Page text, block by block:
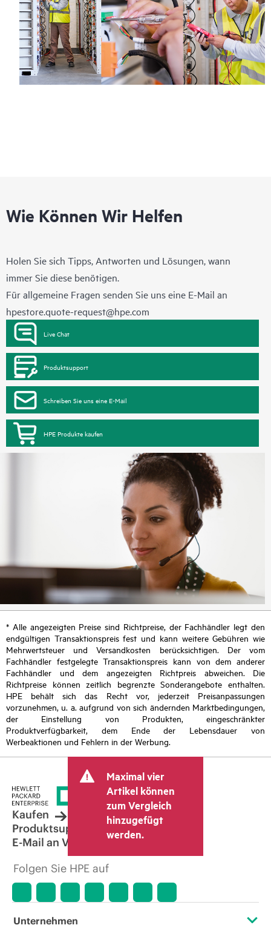
Wie Können Wir Helfen
Holen Sie sich Tipps, Antworten und Lösungen, wann
immer Sie diese benötigen.
Für allgemeine Fragen senden Sie uns eine E-Mail an
hpestore.quote-request@hpe.com
Live Chat
Produktsupport
Schreiben Sie uns eine E-Mail
HPE Produkte kaufen
* Alle angezeigten Preise sind Richtpreise, der Fachhändler legt den
endgültigen Transaktionspreis fest und kann weitere Gebühren wie
Mehrwertsteuer und Versandkosten berücksichtigen. Der vom
Fachhändler festgelegte Transaktionspreis kann von dem anderer
Fachhändler und dem angezeigten Richtpreis abweichen. Die
Richtpreise können zeitlich begrenzte Sonderangebote enthalten.
HPE behält sich das Recht vor, jederzeit Preisanpassungen
vorzunehmen, u. a. aufgrund von sich ändernden Marktbedingungen,
der Einstellung von Produkten, eingeschränkter
Produktverfügbarkeit, dem Ende der Lebensdauer von
Werbeaktionen und Fehlern in der Werbung.
Maximal vier
Artikel können
zum Vergleich
hinzugefügt
werden.
Kaufen
Produktsupport
E-Mail an Vertrieb
Folgen Sie HPE auf
Unternehmen